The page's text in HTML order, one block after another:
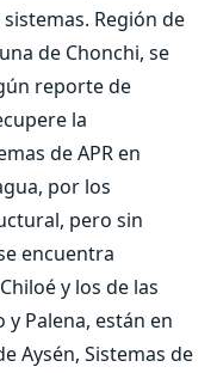
Región de
de Chonchi, se
reporte de
la
de APR en
por los
pero sin
encuentra
y los de las
Palena, están en
Aysén, Sistemas de